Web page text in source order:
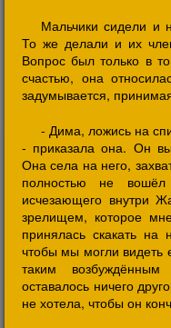
Мальчики сидели и
То же делали и их
Вопрос был только в
счастью, она
задумывается,
- Дима, ложись на
- приказала она. Он
Она села на него,
полностью не
исчезающего внутри
зрелищем, которое
принялась скакать
чтобы мы могли видеть
таким
оставалось ничего
не хотела, чтобы он